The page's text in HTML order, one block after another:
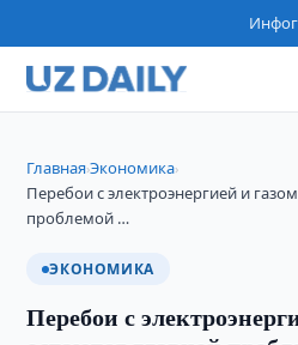
Главная›Экономика›
Перебои с электроэнергией и
проблемой …
ЭКОНОМИКА
Перебои с